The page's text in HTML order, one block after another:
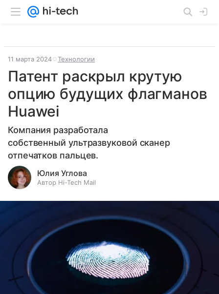
11 марта 2024 Технологии
Патент раскрыл крутую
опцию будущих флагманов
Huawei
Компания разработала
собственный ультразвуковой сканер
отпечатков пальцев.
Юлия Углова
Автор Hi-Tech Mail